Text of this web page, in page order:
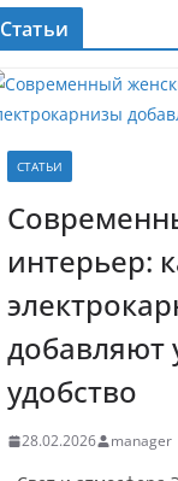
Статьи
СТАТЬИ
интерьер:
добавляют
удобство
28.02.2026 manager